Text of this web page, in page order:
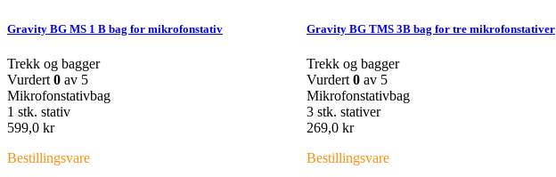
Gravity BG MS 1 B bag for mikrofonstativ
Trekk og bagger
Vurdert 0 av 5
Mikrofonstativbag
1 stk. stativ
599,0 kr
Bestillingsvare
Gravity BG TMS 3B bag for tre mikrofonstativer
Trekk og bagger
Vurdert 0 av 5
Mikrofonstativbag
3 stk. stativer
269,0 kr
Bestillingsvare